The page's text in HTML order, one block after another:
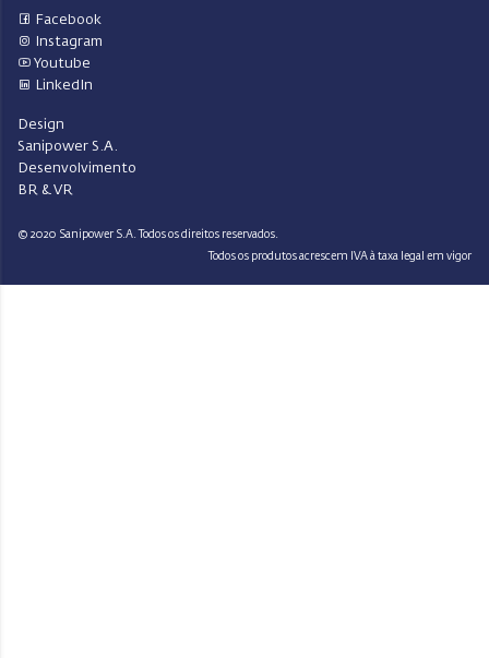
Facebook
Instagram
Youtube
LinkedIn
Design
Sanipower S.A.
Desenvolvimento
BR & VR
© 2020 Sanipower S.A. Todos os direitos reservados.
Todos os produtos acrescem IVA à taxa legal em vigor